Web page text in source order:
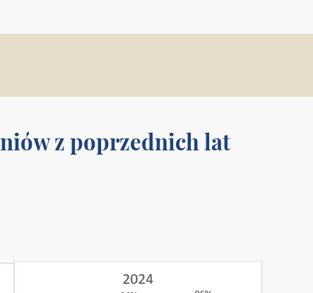
lat naszych uczniów
z poprzednich lat